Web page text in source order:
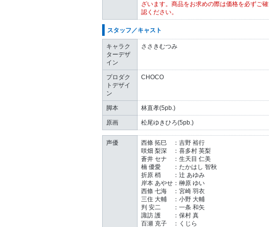
ざいます。商品をお求めの際は価格を必ずご確
認ください。
スタッフ／キャスト
キャラク
ターデザ
イン
ささきむつみ
プロダク
トデザイ
ン
CHOCO
脚本 林直孝(5pb.)
原画 松尾ゆきひろ(5pb.)
声優
西條 拓巳 ：吉野 裕行
咲畑 梨深 ：喜多村 英梨
蒼井 セナ ：生天目 仁美
楠 優愛 ：たかはし 智秋
折原 梢 ：辻 あゆみ
岸本 あやせ：榊原 ゆい
西條 七海 ：宮崎 羽衣
三住 大輔 ：小野 大輔
判 安二 ：一条 和矢
諏訪 護 ：保村 真
百瀬 克子 ：くじら